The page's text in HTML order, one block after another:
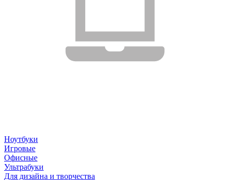
Ноутбуки
Игровые
Офисные
Ультрабуки
Для дизайна и творчества